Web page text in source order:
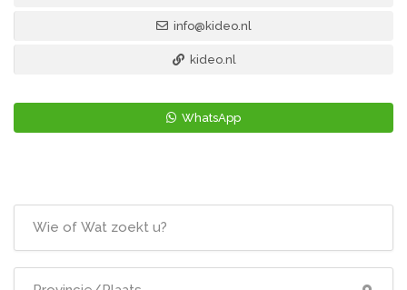
info@kideo.nl
kideo.nl
WhatsApp